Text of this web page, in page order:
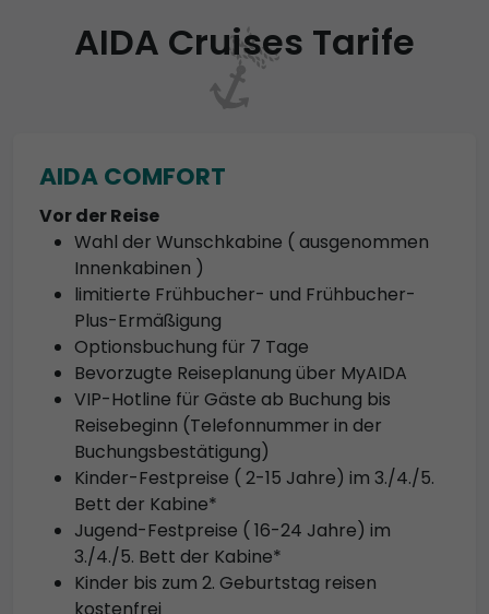
AIDA Cruises Tarife
AIDA COMFORT
Vor der Reise
Wahl der Wunschkabine ( ausgenommen
Innenkabinen )
limitierte Frühbucher- und Frühbucher-
Plus-Ermäßigung
Optionsbuchung für 7 Tage
Bevorzugte Reiseplanung über MyAIDA
VIP-Hotline für Gäste ab Buchung bis
Reisebeginn (Telefonnummer in der
Buchungsbestätigung)
Kinder-Festpreise ( 2-15 Jahre) im 3./4./5.
Bett der Kabine*
Jugend-Festpreise ( 16-24 Jahre) im
3./4./5. Bett der Kabine*
Kinder bis zum 2. Geburtstag reisen